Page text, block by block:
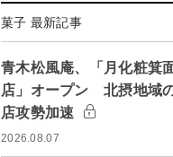
菓子 最新記事
青木松風庵、「月化粧箕
店」オープン 北摂地域
店攻勢加速
2026.08.07